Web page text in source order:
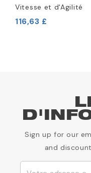
Vitesse et d'Agilité
116,63 £
Sign up for our
and